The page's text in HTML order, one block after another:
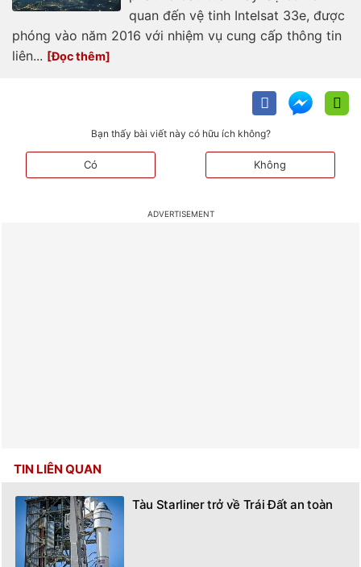
quan đến vệ tinh Intelsat 33e, được
phóng vào năm 2016 với nhiệm vụ cung cấp thông tin
liên...
Bạn thấy bài viết này có hữu ích không?
Có Không
TIN LIÊN QUAN
Tàu Starliner trở về Trái Đất an toàn